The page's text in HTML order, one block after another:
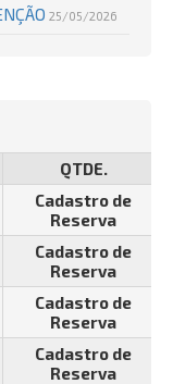
25/05/2026
QTDE.
Cadastro de
Reserva
Cadastro de
Reserva
Cadastro de
Reserva
Cadastro de
Reserva